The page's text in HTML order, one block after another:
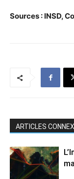
Sources : INSD,
ARTICLES